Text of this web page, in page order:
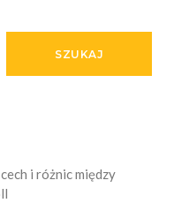
SZUKAJ
i różnic między